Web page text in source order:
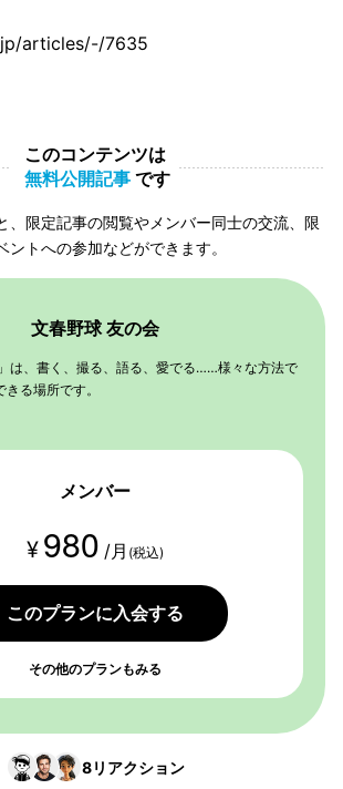
articles/-/7635
このコンテンツは
無料公開記事 です
、限定記事の閲覧やメンバー同士の交流、限
ントへの参加などができます。
文春野球 友の会
は、書く、撮る、語る、愛でる……様々な方法で
る場所です。
メンバー
¥ 980 /月 (税込)
このプランに入会する
その他のプランもみる
8リアクション